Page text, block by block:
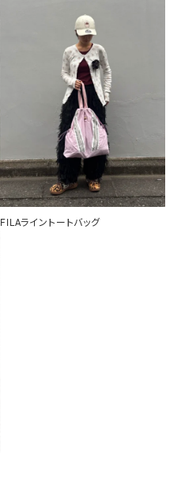
FILAライントートバッグ